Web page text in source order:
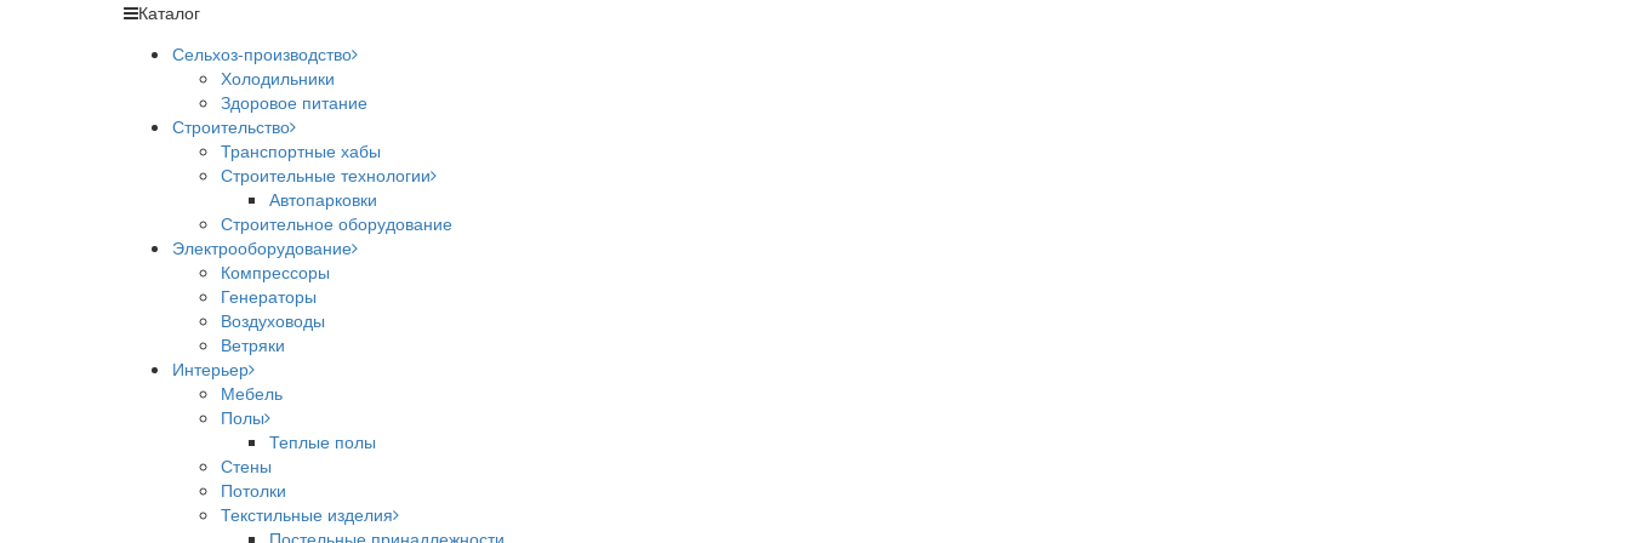
Каталог
Сельхоз-производство
Холодильники
Здоровое питание
Строительство
Транспортные хабы
Строительные технологии
Автопарковки
Строительное оборудование
Электрооборудование
Компрессоры
Генераторы
Воздуховоды
Ветряки
Интерьер
Мебель
Полы
Теплые полы
Стены
Потолки
Текстильные изделия
Постельные принадлежности